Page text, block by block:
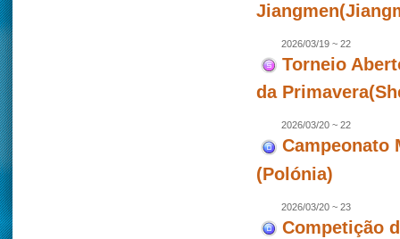
2026/03/19 ~ 22
Torneio
da
2026/03/20 ~ 22
Campeonato
(Polónia)
2026/03/20 ~ 23
Competição